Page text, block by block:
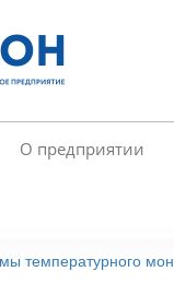
О предприятии
температурного